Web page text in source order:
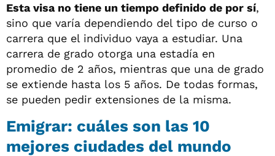
Esta visa no tiene un tiempo definido de por sí,
sino que varía dependiendo del tipo de curso o
carrera que el individuo vaya a estudiar. Una
carrera de grado otorga una estadía en
promedio de 2 años, mientras que una de grado
se extiende hasta los 5 años. De todas formas,
se pueden pedir extensiones de la misma.
Emigrar: cuáles son las 10
mejores ciudades del mundo